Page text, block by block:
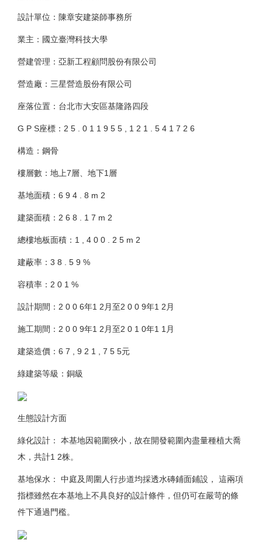
設計單位：陳章安建築師事務所
業主：國立臺灣科技大學
營建管理：亞新工程顧問股份有限公司
營造廠：三星營造股份有限公司
座落位置：台北市大安區基隆路四段
G P S座標：2 5 . 0 1 1 9 5 5 , 1 2 1 . 5 4 1 7 2 6
構造：鋼骨
樓層數：地上7層、地下1層
基地面積：6 9 4 . 8 m 2
建築面積：2 6 8 . 1 7 m 2
總樓地板面積：1 , 4 0 0 . 2 5 m 2
建蔽率：3 8 . 5 9 %
容積率：2 0 1 %
設計期間：2 0 0 6年1 2月至2 0 0 9年1 2月
施工期間：2 0 0 9年1 2月至2 0 1 0年1 1月
建築造價：6 7 , 9 2 1 , 7 5 5元
綠建築等級：銅級
生態設計方面
綠化設計： 本基地因範圍狹小，故在開發範圍內盡量種植大喬
木，共計1 2株。
基地保水： 中庭及周圍人行步道均採透水磚鋪面鋪設， 這兩項
指標雖然在本基地上不具良好的設計條件，但仍可在嚴苛的條
件下通過門檻。